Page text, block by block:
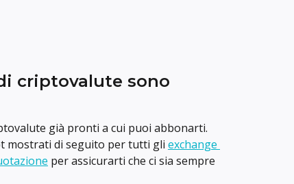
criptovalute sono
già pronti a cui puoi abbonarti.
mostrati di seguito per tutti gli exchange
per assicurarti che ci sia sempre